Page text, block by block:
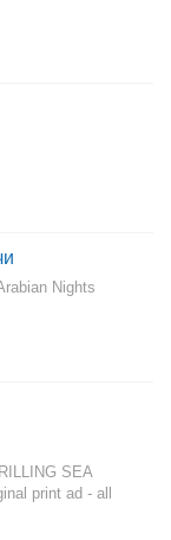
Nights
SEA
print ad - all